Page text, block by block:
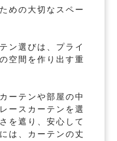
めの大切なスペー
ン選びは、プライ
空間を作り出す重
ーテンや部屋の中
ースカーテンを選
を遮り、安心して
は、カーテンの丈